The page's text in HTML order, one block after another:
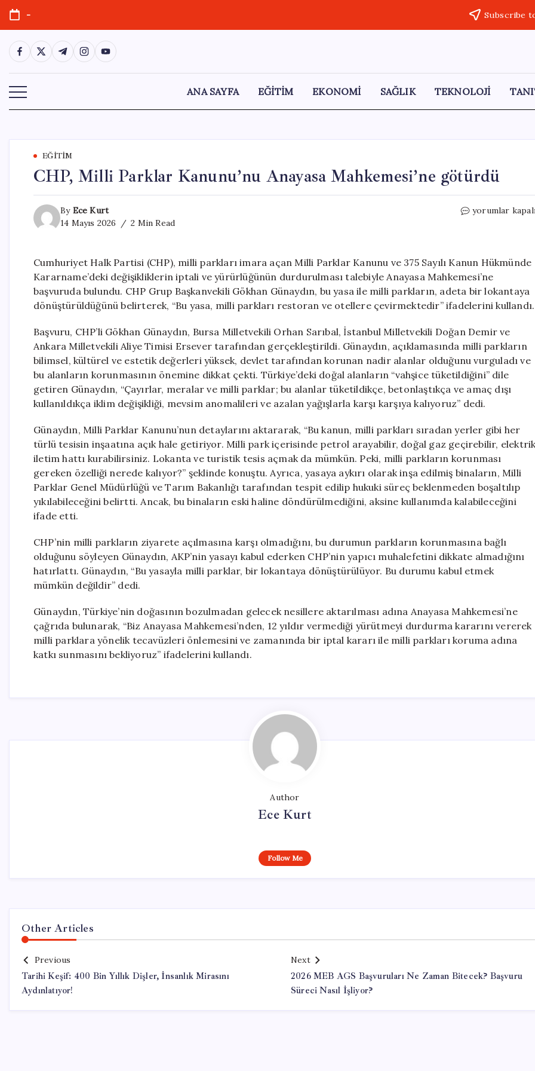
Skip
content
- Subscribe
https://www.facebook.com/
https://twitter.com/
https://t.me/
https://www.instagram.com/
https://youtube.com/
ANA SAYFA EĞİTİM EKONOMİ SAĞLIK TEKNOLOJİ
EĞITIM
CHP, Milli Parklar Kanunu’nu Anayasa Mahkemesi’ne götürdü
By Ece Kurt
14 Mayıs 2026
2 Min Read
CHP,
Anayasa
Mahkemesi’ne
götürdü
için
yorumlar
Cumhuriyet Halk Partisi (CHP), milli parkları imara açan Milli Parklar Kanunu ve 375 Sayılı Kanun Hükmünde
Kararname’deki değişikliklerin iptali ve yürürlüğünün durdurulması talebiyle Anayasa Mahkemesi’ne
başvuruda bulundu. CHP Grup Başkanvekili Gökhan Günaydın, bu yasa ile milli parkların, adeta bir lokantaya
dönüştürüldüğünü belirterek, “Bu yasa, milli parkları restoran ve otellere çevirmektedir” ifadelerini kullandı.
Başvuru, CHP’li Gökhan Günaydın, Bursa Milletvekili Orhan Sarıbal, İstanbul Milletvekili Doğan Demir ve
Ankara Milletvekili Aliye Timisi Ersever tarafından gerçekleştirildi. Günaydın, açıklamasında milli parkların
bilimsel, kültürel ve estetik değerleri yüksek, devlet tarafından korunan nadir alanlar olduğunu vurguladı ve
bu alanların korunmasının önemine dikkat çekti. Türkiye’deki doğal alanların “vahşice tüketildiğini” dile
getiren Günaydın, “Çayırlar, meralar ve milli parklar; bu alanlar tüketildikçe, betonlaştıkça ve amaç dışı
kullanıldıkça iklim değişikliği, mevsim anomalileri ve azalan yağışlarla karşı karşıya kalıyoruz” dedi.
Günaydın, Milli Parklar Kanunu’nun detaylarını aktararak, “Bu kanun, milli parkları sıradan yerler gibi her
türlü tesisin inşaatına açık hale getiriyor. Milli park içerisinde petrol arayabilir, doğal gaz geçirebilir,
iletim hattı kurabilirsiniz. Lokanta ve turistik tesis açmak da mümkün. Peki, milli parkların korunması
gereken özelliği nerede kalıyor?” şeklinde konuştu. Ayrıca, yasaya aykırı olarak inşa edilmiş binaların, Milli
Parklar Genel Müdürlüğü ve Tarım Bakanlığı tarafından tespit edilip hukuki süreç beklenmeden boşaltılıp
yıkılabileceğini belirtti. Ancak, bu binaların eski haline döndürülmediğini, aksine kullanımda kalabileceğini
ifade etti.
CHP’nin milli parkların ziyarete açılmasına karşı olmadığını, bu durumun parkların korunmasına bağlı
olduğunu söyleyen Günaydın, AKP’nin yasayı kabul ederken CHP’nin yapıcı muhalefetini dikkate almadığını
hatırlattı. Günaydın, “Bu yasayla milli parklar, bir lokantaya dönüştürülüyor. Bu durumu kabul etmek
mümkün değildir” dedi.
Günaydın, Türkiye’nin doğasının bozulmadan gelecek nesillere aktarılması adına Anayasa Mahkemesi’ne
çağrıda bulunarak, “Biz Anayasa Mahkemesi’nden, 12 yıldır vermediği yürütmeyi durdurma kararını vererek
milli parklara yönelik tecavüzleri önlemesini ve zamanında bir iptal kararı ile milli parkları koruma adına
katkı sunmasını bekliyoruz” ifadelerini kullandı.
Author
Ece Kurt
Follow Me
Other Articles
Previous
Tarihi Keşif: 400 Bin Yıllık Dişler, İnsanlık Mirasını
Aydınlatıyor!
Next
2026 MEB AGS Başvuruları Ne Zaman Bitecek? Başvuru
Süreci Nasıl İşliyor?